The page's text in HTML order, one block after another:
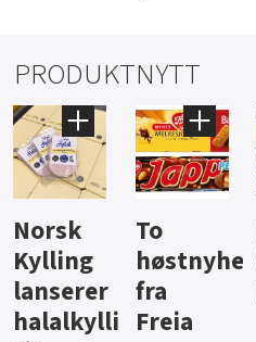
PRODUKTNYTT
Knalltall
for Açai
Bowl
Aass vil
bli
førstevalg
i lite-